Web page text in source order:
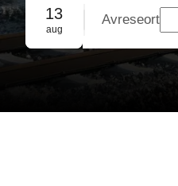
Gruppbokning
13
aug
Avreseort